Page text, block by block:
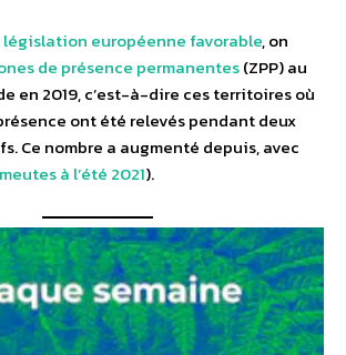
législation européenne favorable, on
de présence permanentes(ZPP) au
en 2019, c’est-à-dire ces territoires où
ont été relevés pendant deux
Ce nombre a augmenté depuis, avec
à l’été 2021).